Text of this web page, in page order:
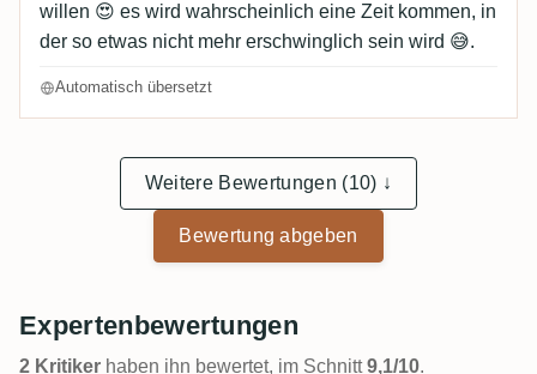
willen 😍 es wird wahrscheinlich eine Zeit kommen, in
der so etwas nicht mehr erschwinglich sein wird 😅.
Automatisch übersetzt
Weitere Bewertungen (10) ↓
Bewertung abgeben
Expertenbewertungen
2 Kritiker haben ihn bewertet, im Schnitt9,1/10.